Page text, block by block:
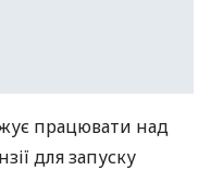
працювати над
для запуску